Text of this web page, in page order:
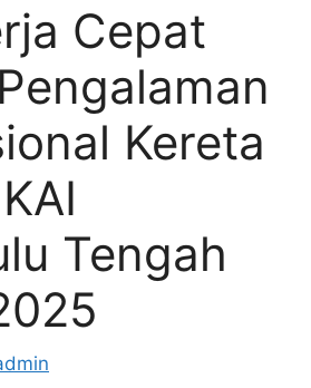
Cepat
Kereta
Tengah